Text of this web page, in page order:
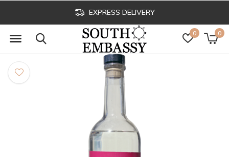
0 0
EXPRESS DELIVERY